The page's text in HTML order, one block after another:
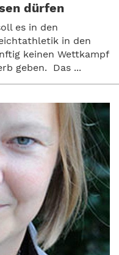
dürfen
es in den
in den
keinen Wettkampf
geben. Das ...